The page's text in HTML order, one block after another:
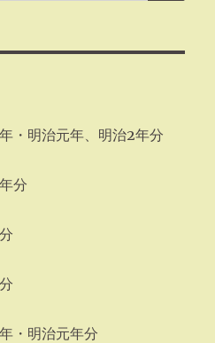
・明治元年、明治2年分
分
・明治元年分